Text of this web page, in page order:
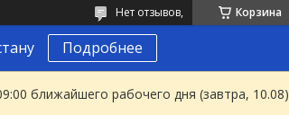
Корзина
Нет отзывов,
Подробнее
ближайшего рабочего дня (завтра, 10.08)